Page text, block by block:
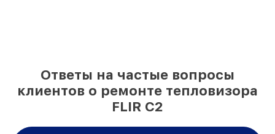
Ответы на частые вопросы
клиентов о ремонте тепловизора
FLIR C2